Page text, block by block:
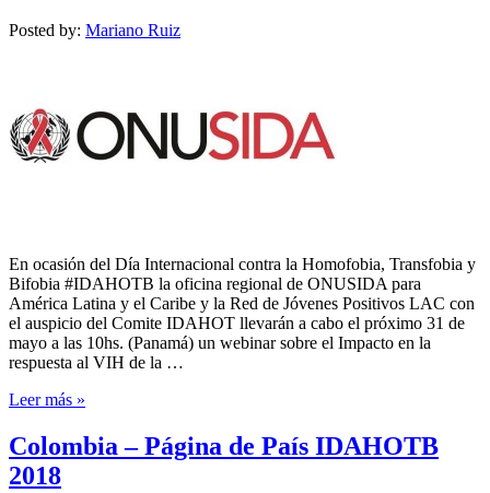
Posted by: Mariano Ruiz
En ocasión del Día Internacional contra la Homofobia, Transfobia y
Bifobia #IDAHOTB la oficina regional de ONUSIDA para
América Latina y el Caribe y la Red de Jóvenes Positivos LAC con
el auspicio del Comite IDAHOT llevarán a cabo el próximo 31 de
mayo a las 10hs. (Panamá) un webinar sobre el Impacto en la
respuesta al VIH de la …
Leer más »
Colombia – Página de País IDAHOTB
2018